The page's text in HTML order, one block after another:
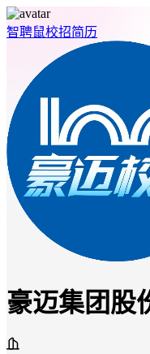
智聘鼠校招简历
豪迈集团股